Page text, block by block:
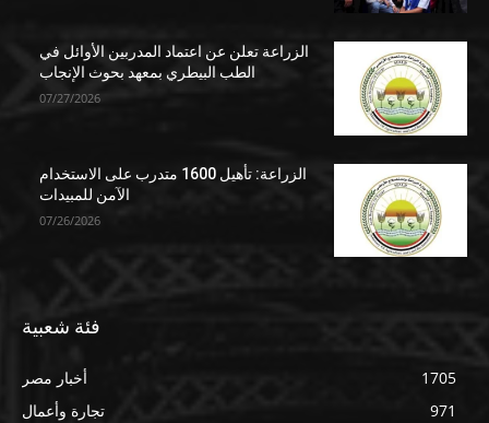
الزراعة تعلن عن اعتماد المدربين الأوائل في
الطب البيطري بمعهد بحوث الإنجاب
07/27/2026
الزراعة: تأهيل 1600 متدرب على الاستخدام
الآمن للمبيدات
07/26/2026
فئة شعبية
أخبار مصر
1705
تجارة وأعمال
971